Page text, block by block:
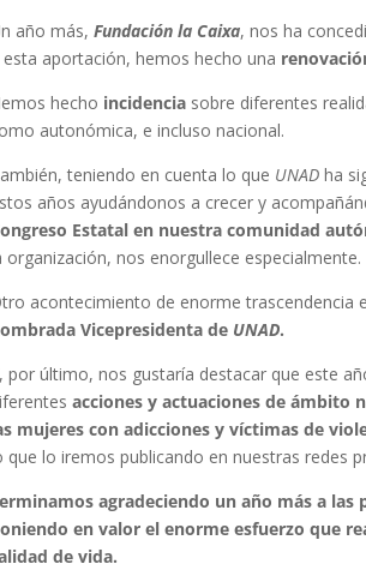
año más,Fundación la Caixa, nos ha
esta aportación, hemos hecho una
hecho incidencia sobre diferentes
autonómica, e incluso nacional.
teniendo en cuenta lo que UNAD ha
años ayudándonos a crecer y
Estatal en nuestra comunidad
organización, nos enorgullece especialmente.
acontecimiento de enorme trascendencia
Vicepresidenta de UNAD.
por último, nos gustaría destacar que este
acciones y actuaciones de ámbito
mujeres con adicciones y víctimas de
que lo iremos publicando en nuestras redes
agradeciendo un año más a
en valor el enorme esfuerzo que
de vida.